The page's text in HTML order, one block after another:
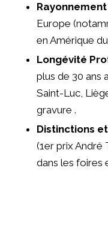
Europe
en Amérique
Longévité
plus de 30 ans
Saint-Luc,
gravure .
Distinctions
(1er prix
dans les foires